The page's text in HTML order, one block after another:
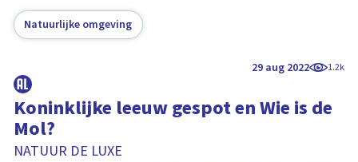
Natuurlijke omgeving
29 aug 2022 1.2k
Koninklijke leeuw gespot en Wie is de
Mol?
NATUUR DE LUXE